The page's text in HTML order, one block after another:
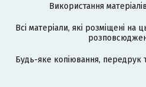
Використання
Всі матеріали, які розміщені на
Будь-яке копіювання, передрук